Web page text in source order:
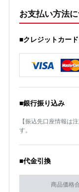
お支払い方法
■クレジットカード
■銀行振り込み
【振込先口座情報は
す。
■代金引換
商品価格